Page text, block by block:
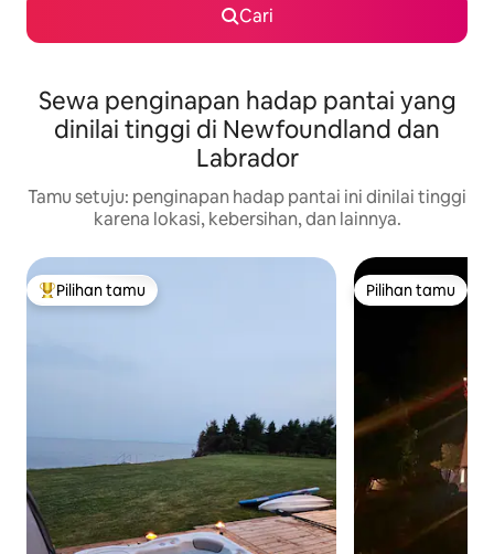
Cari
Sewa penginapan hadap pantai yang
dinilai tinggi di Newfoundland dan
Labrador
Tamu setuju: penginapan hadap pantai ini dinilai tinggi
karena lokasi, kebersihan, dan lainnya.
Pilihan tamu terpopuler
Pilihan tamu Pilihan tamu
Pilihan tamu